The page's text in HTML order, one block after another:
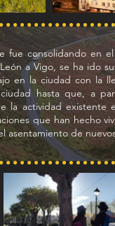
fue consolidando en
a Vigo, se ha ido
en la ciudad con la
hasta que, a
la actividad
que han hecho
asentamiento de